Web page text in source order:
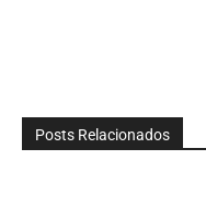
Posts Relacionados